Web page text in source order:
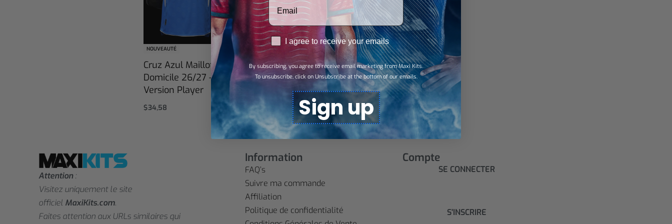
NOUVEAUTÉ
Cruz Azul Maillot
Domicile 26/27 –
Version Player
$34,58
NOUVEAUTÉ
Cruz Azul Maillot
Coolligan 26/27
28,81
Select options
Attention:
Visitez uniquement le site
officiel MaxiKits.com.
Faites attention aux URLs similaires qui
Information
FAQ’s
Suivre ma commande
Affiliation
Politique de confidentialité
Compte
SE CONNECTER
S'INSCRIRE
RGPDI agree to receive your emails
By subscribing, you agree to receive email marketing from Maxi Kits.
To unsubscribe, click on Unsubscribe at the bottom of our emails.
Sign up